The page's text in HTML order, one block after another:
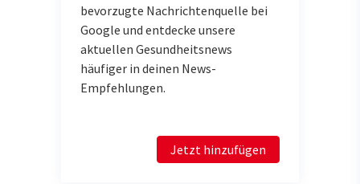
bevorzugte Nachrichtenquelle bei
Google und entdecke unsere
aktuellen Gesundheitsnews
häufiger in deinen News-
Empfehlungen.
Jetzt hinzufügen